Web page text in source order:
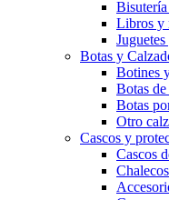
Libros y
Botas y
Botines
Botas
Botas
Otro
Cascos y
Cascos